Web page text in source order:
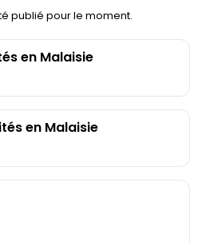
publié pour le moment.
en Malaisie
en Malaisie